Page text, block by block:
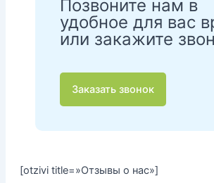
Позвоните нам в
удобное для вас
или закажите
Заказать звонок
[otzivi title=»Отзывы о нас»]